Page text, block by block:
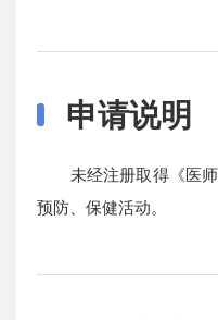
申请说明
未经注册取得《医
预防、保健活动。